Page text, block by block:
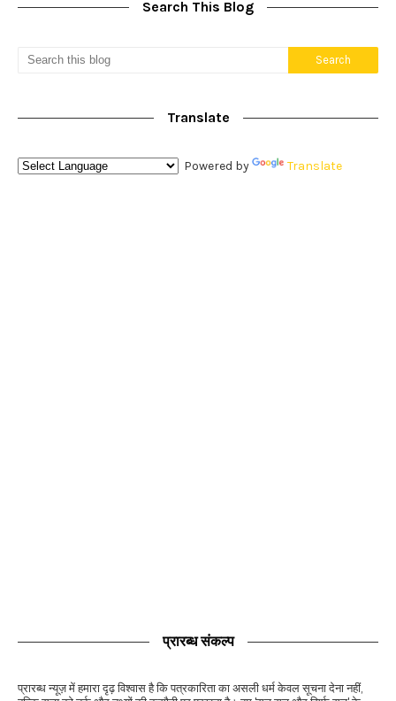
Search This Blog
Translate
Powered by Translate
प्रारब्ध संकल्प
प्रारब्ध न्यूज़ में हमारा दृढ़ विश्वास है कि पत्रकारिता का असली धर्म केवल सूचना देना नहीं,